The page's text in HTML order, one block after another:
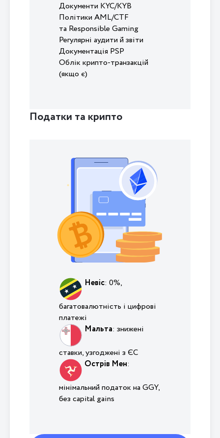
Документи KYC/KYB
Політики AML/CTF
та Responsible Gaming
Регулярні аудити й звіти
Документація PSP
Облік крипто-транзакцій
(якщо є)
Податки та крипто
Невіс: 0%,
багатовалютність і цифрові
платежі
Мальта: знижені
ставки, узгоджені з ЄС
Острів Мен:
мінімальний податок на GGY,
без capital gains